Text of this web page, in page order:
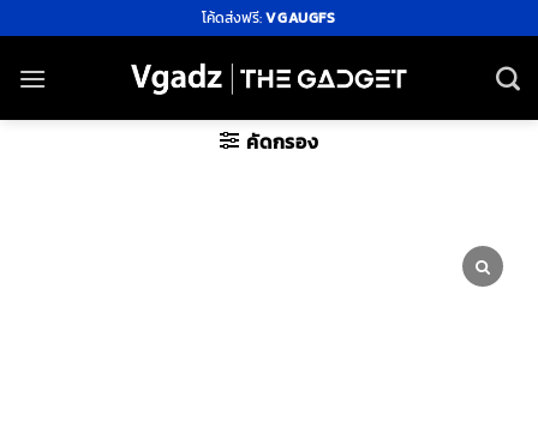
ไป
ยัง
โค้ดส่งฟรี:VGAUGFS
คัดกรอง